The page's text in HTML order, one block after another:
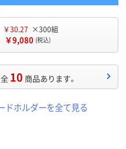
￥30.27 ×300組
￥9,080 (税込)
10 商品あります。
ドホルダーを全て見る